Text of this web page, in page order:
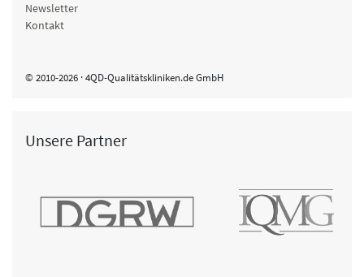
Newsletter
Kontakt
© 2010-2026 · 4QD-Qualitätskliniken.de GmbH
Unsere Partner